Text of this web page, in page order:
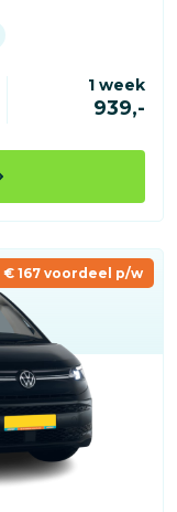
1 week
939,-
167 voordeel p/w